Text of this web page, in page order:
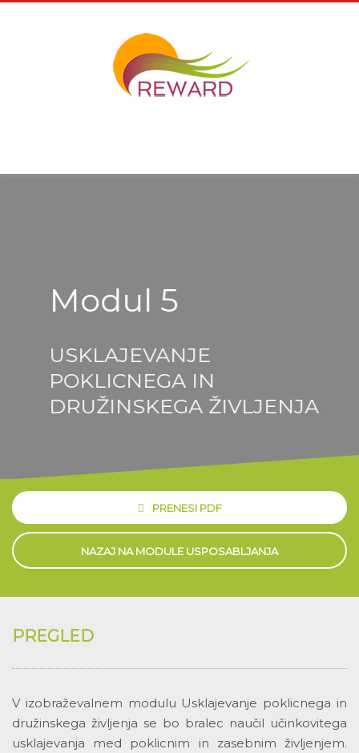
Modul 5
USKLAJEVANJE
POKLICNEGA IN
DRUŽINSKEGA ŽIVLJENJA
PRENESI PDF
NAZAJ NA MODULE USPOSABLJANJA
PREGLED
V izobraževalnem modulu Usklajevanje poklicnega in
družinskega življenja se bo bralec naučil učinkovitega
usklajevanja med poklicnim in zasebnim življenjem.